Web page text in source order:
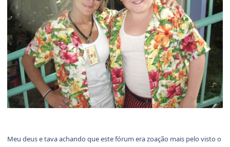
Meu deus e tava achando que este fórum era zoação mais pelo visto o